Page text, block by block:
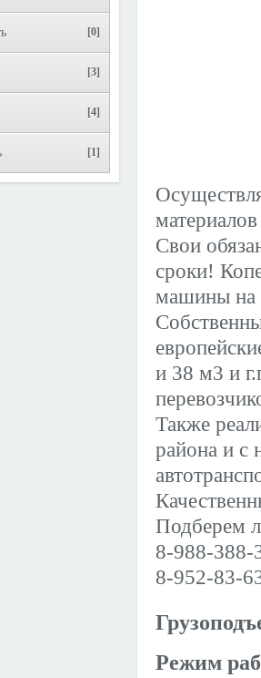
[0]
[3]
[4]
[1]
Свои
сроки!
машины на
и 38 м3 и
Также
района и с
Подберем
8-988-388-
8-952-83-
Режим